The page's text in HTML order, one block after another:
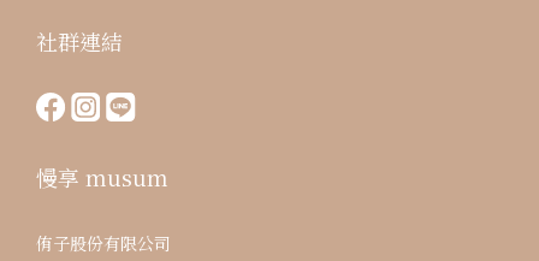
社群連結
慢享 musum
侑子股份有限公司